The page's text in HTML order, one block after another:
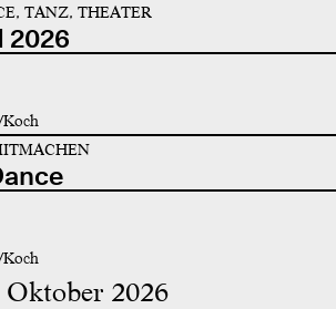
TANZ, THEATER
2026
Oktober 2026